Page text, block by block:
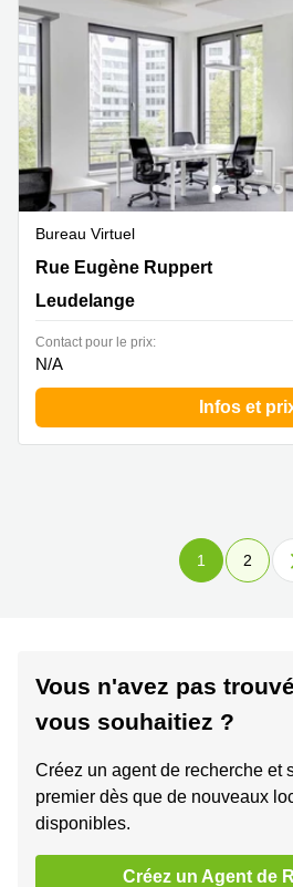
Bureau Virtuel
Rue Eugène Ruppert 11,
Rue Eugène Ruppert
Leudelange
Contact pour le prix:
N/A
Infos et
1 2
Vous n'avez pas
vous souhaitiez ?
Créez un agent de recherche et
premier dès que de nouveaux
disponibles.
Créez un Agent de